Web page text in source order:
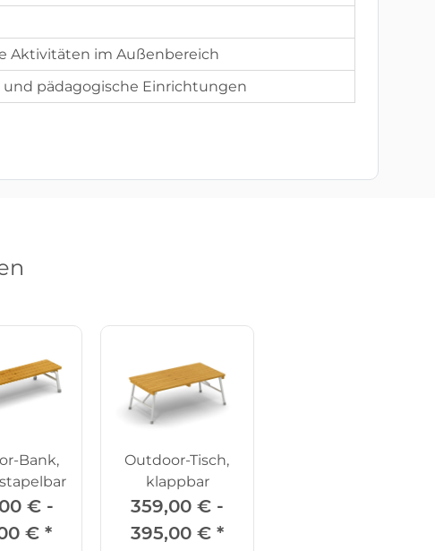
Aktivitäten im Außenbereich
pädagogische Einrichtungen
Bank,
€ -
€ *
Outdoor-Tisch,
klappbar
359,00 € -
395,00 € *